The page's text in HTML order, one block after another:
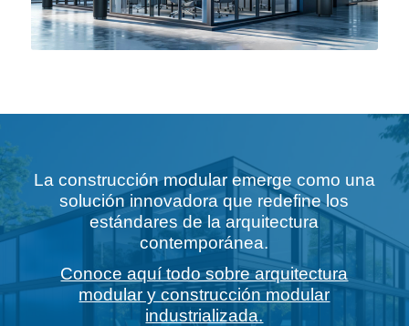
La construcción modular emerge como una
solución innovadora que redefine los
estándares de la arquitectura
contemporánea.
Conoce aquí todo sobre arquitectura
modular y construcción modular
industrializada.